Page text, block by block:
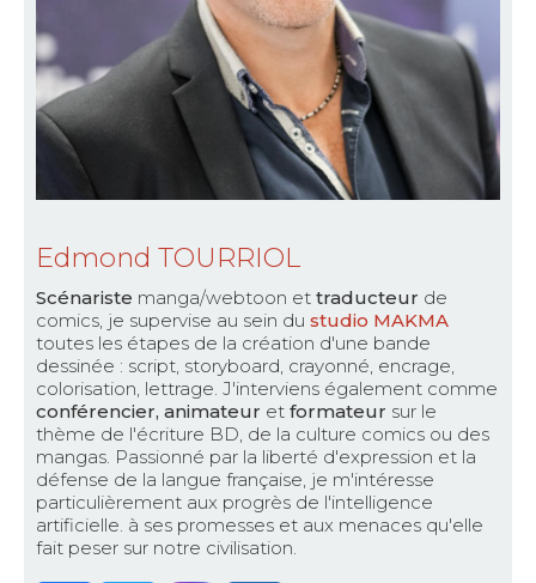
Edmond TOURRIOL
Scénariste manga/webtoon et traducteur de
comics, je supervise au sein du studio MAKMA
toutes les étapes de la création d'une bande
dessinée : script, storyboard, crayonné, encrage,
colorisation, lettrage. J'interviens également comme
conférencier, animateur et formateur sur le
thème de l'écriture BD, de la culture comics ou des
mangas. Passionné par la liberté d'expression et la
défense de la langue française, je m'intéresse
particulièrement aux progrès de l'intelligence
artificielle. à ses promesses et aux menaces qu'elle
fait peser sur notre civilisation.